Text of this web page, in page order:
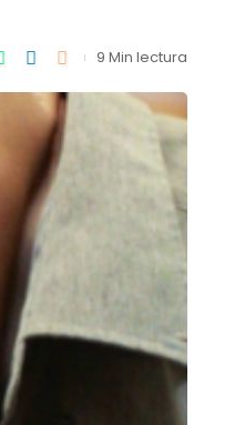
9 Min lectura